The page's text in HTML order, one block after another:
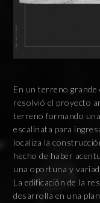
En un terreno grande
resolvió el proyecto
terreno formando una
escalinata para
localiza la
hecho de haber
una oportuna y
La edificación de la
desarrolla en una